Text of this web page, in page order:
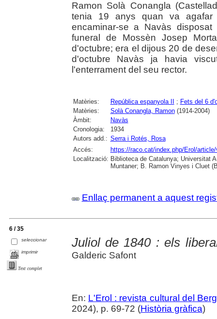
Ramon Solà Conangla
tenia 19 anys quan va agafar
encaminar-se a Navàs
funeral de Mossèn Josep
d'octubre; era el dijous 20 de
d'octubre Navàs ja havia
l'enterrament del seu rector.
Matèries: República espanyola II ; Fets del 6
Matèries:
Solà Conangla, Ramon(1914-2004)
Àmbit:
Navàs
Cronologia:
1934
Autors add.: Serra i Rotés, Rosa
Accés:
https://raco.cat/index.php/Erol/
Localització: Biblioteca de Catalunya; Universitat
Muntaner; B. Ramon Vinyes i Cluet
Enllaç permanent a aquest
6 / 35
seleccionar
imprimir
Text complet
Juliol de 1840 : els
Galderic Safont
En: L'Erol : revista cultural del
2024), p. 69-72 (Història gràfica)